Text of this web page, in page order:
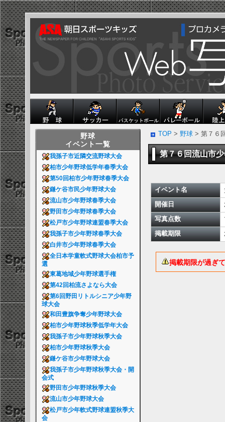
野球
イベント一覧
我孫子市近隣交流野球大会
柏市少年野球低学年春季大会
第50回柏市少年野球春季大会
鎌ケ谷市民少年野球大会
流山市少年野球春季大会
野田市少年野球春季大会
松戸市少年野球連盟春季大会
我孫子市少年野球春季大会
白井市少年野球春季大会
全日本学童軟式野球大会柏市予
選
東葛地域少年野球選手権
第42回柏流さよなら大会
第6回野田リトルシニア少年野
球大会
和田豊旗争奪少年野球大会
柏市少年野球秋季低学年大会
我孫子市少年野球秋季大会
柏市少年野球秋季大会
鎌ケ谷市少年野球大会
我孫子市少年野球秋季大会・開
会式
野田市少年野球秋季大会
流山市少年野球大会
松戸市少年軟式野球連盟秋季大
会
TOP > 野球> 第７６
第７６回流山市
イベント名
開催日
写真点数
掲載期限
掲載期限が過ぎ